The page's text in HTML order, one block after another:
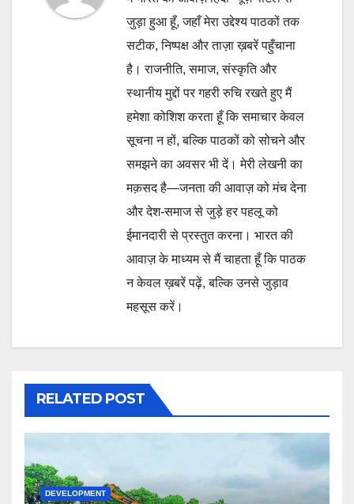
जुड़ा हुआ हूँ, जहाँ मेरा उद्देश्य पाठकों तक
सटीक, निष्पक्ष और ताज़ा ख़बरें पहुँचाना
है। राजनीति, समाज, संस्कृति और
स्थानीय मुद्दों पर गहरी रुचि रखते हुए मैं
हमेशा कोशिश करता हूँ कि समाचार केवल
सूचना न हों, बल्कि पाठकों को सोचने और
समझने का अवसर भी दें। मेरी लेखनी का
मक़सद है—जनता की आवाज़ को मंच देना
और देश-समाज से जुड़े हर पहलू को
ईमानदारी से प्रस्तुत करना। भारत की
आवाज़ के माध्यम से मैं चाहता हूँ कि पाठक
न केवल ख़बरें पढ़ें, बल्कि उनसे जुड़ाव
महसूस करें।
RELATED POST
DEVELOPMENT